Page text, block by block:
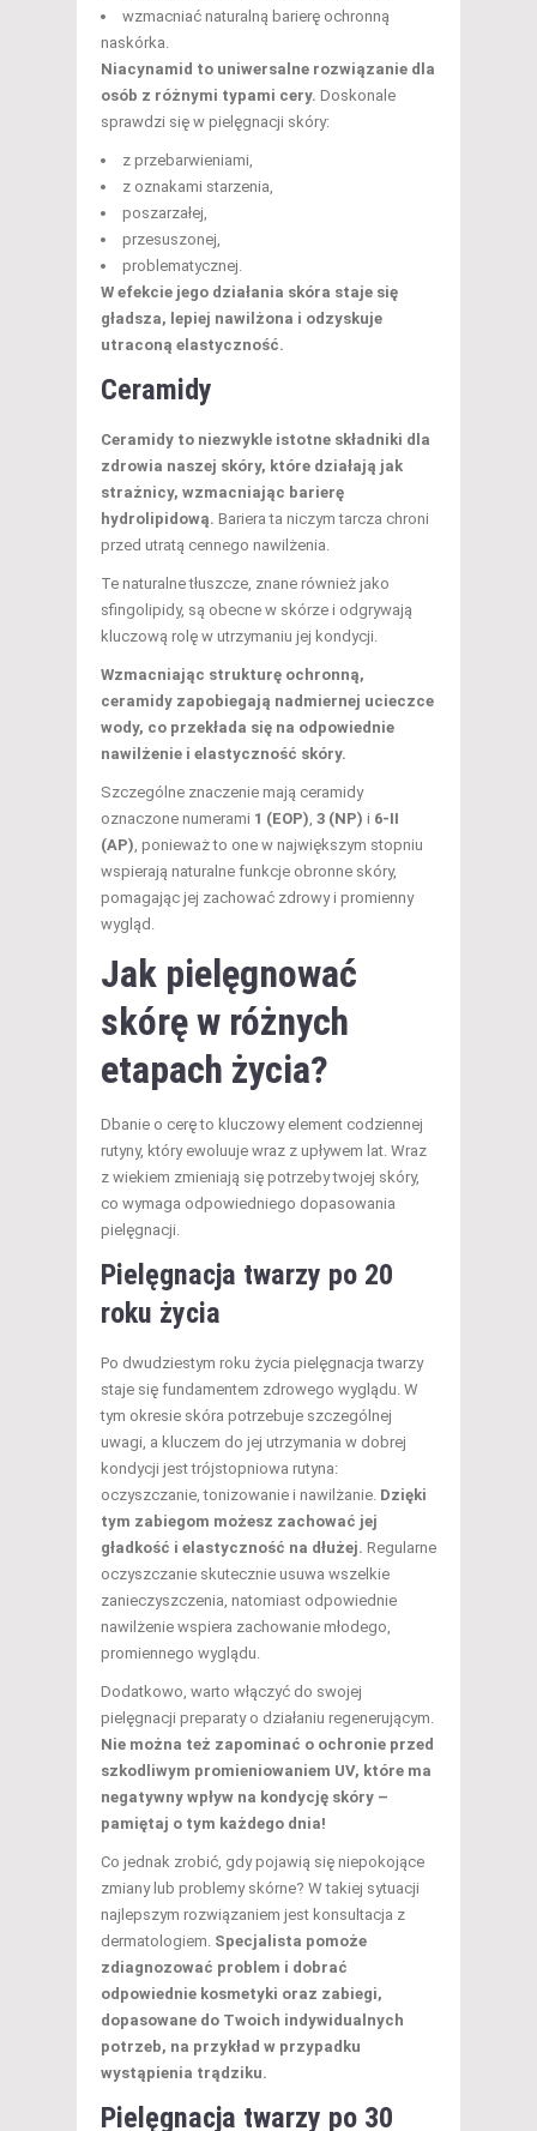
wzmacniać naturalną barierę ochronną
naskórka.
Niacynamid to uniwersalne rozwiązanie dla
osób z różnymi typami cery. Doskonale
sprawdzi się w pielęgnacji skóry:
z przebarwieniami,
z oznakami starzenia,
poszarzałej,
przesuszonej,
problematycznej.
W efekcie jego działania skóra staje się
gładsza, lepiej nawilżona i odzyskuje
utraconą elastyczność.
Ceramidy
Ceramidy to niezwykle istotne składniki dla
zdrowia naszej skóry, które działają jak
strażnicy, wzmacniając barierę
hydrolipidową. Bariera ta niczym tarcza chroni
przed utratą cennego nawilżenia.
Te naturalne tłuszcze, znane również jako
sfingolipidy, są obecne w skórze i odgrywają
kluczową rolę w utrzymaniu jej kondycji.
Wzmacniając strukturę ochronną,
ceramidy zapobiegają nadmiernej ucieczce
wody, co przekłada się na odpowiednie
nawilżenie i elastyczność skóry.
Szczególne znaczenie mają ceramidy
oznaczone numerami 1 (EOP) 3 (NP) i 6-II
(AP) , ponieważ to one w największym stopniu
wspierają naturalne funkcje obronne skóry,
pomagając jej zachować zdrowy i promienny
wygląd.
Jak pielęgnować
skórę w różnych
etapach życia?
Dbanie o cerę to kluczowy element codziennej
rutyny, który ewoluuje wraz z upływem lat. Wraz
z wiekiem zmieniają się potrzeby twojej skóry,
co wymaga odpowiedniego dopasowania
pielęgnacji.
Pielęgnacja twarzy po 20
roku życia
Po dwudziestym roku życia pielęgnacja twarzy
staje się fundamentem zdrowego wyglądu. W
tym okresie skóra potrzebuje szczególnej
uwagi, a kluczem do jej utrzymania w dobrej
kondycji jest trójstopniowa rutyna:
oczyszczanie, tonizowanie i nawilżanie. Dzięki
tym zabiegom możesz zachować jej
gładkość i elastyczność na dłużej. Regularne
oczyszczanie skutecznie usuwa wszelkie
zanieczyszczenia, natomiast odpowiednie
nawilżenie wspiera zachowanie młodego,
promiennego wyglądu.
Dodatkowo, warto włączyć do swojej
pielęgnacji preparaty o działaniu regenerującym.
Nie można też zapominać o ochronie przed
szkodliwym promieniowaniem UV, które ma
negatywny wpływ na kondycję skóry –
pamiętaj o tym każdego dnia!
Co jednak zrobić, gdy pojawią się niepokojące
zmiany lub problemy skórne? W takiej sytuacji
najlepszym rozwiązaniem jest konsultacja z
dermatologiem. Specjalista pomoże
zdiagnozować problem i dobrać
odpowiednie kosmetyki oraz zabiegi,
dopasowane do Twoich indywidualnych
potrzeb, na przykład w przypadku
wystąpienia trądziku.
Pielęgnacja twarzy po 30